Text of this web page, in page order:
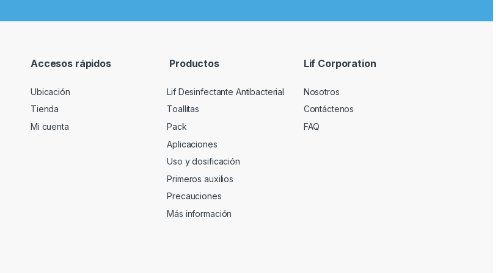
Accesos rápidos
Ubicación
Tienda
Mi cuenta
Productos
Lif Desinfectante Antibacterial
Toallitas
Pack
Aplicaciones
Uso y dosificación
Primeros auxilios
Precauciones
Más información
Lif Corporation
Nosotros
Contáctenos
FAQ